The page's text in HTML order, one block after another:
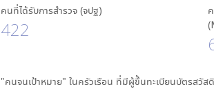
คนที่ได้รับการสำรวจ (จปฐ)
422
"คนจนเป้าหมาย" ในครัวเรือน ที่มีผู้ขึ้นทะเบียนบัตรสวัส